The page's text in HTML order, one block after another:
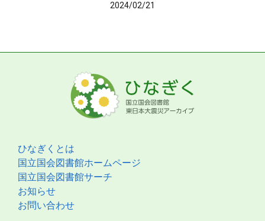
2024/02/21
ひなぎくとは
国立国会図書館ホームページ
国立国会図書館サーチ
お知らせ
お問い合わせ